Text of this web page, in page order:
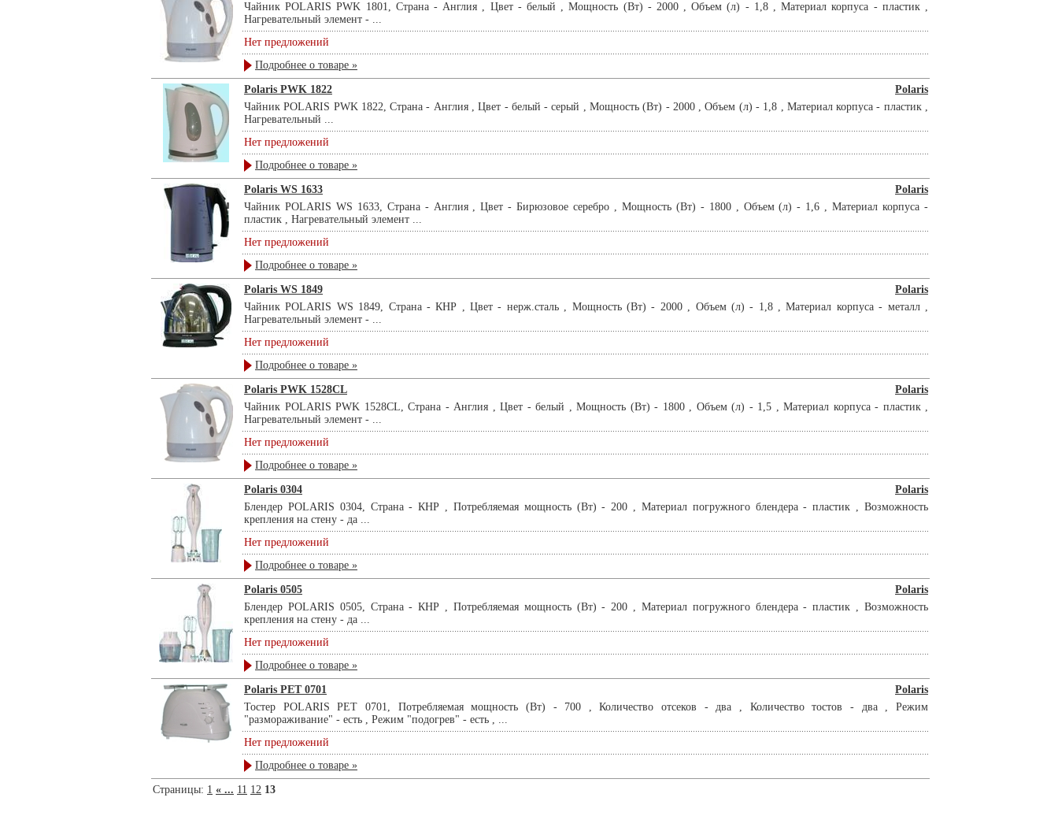
Чайник POLARIS PWK 1801, Страна - Англия , Цвет - белый , Мощность (Вт) - 2000 , Объем (л) - 1,8 , Материал корпуса - пластик ,
Нагревательный элемент - ...
Нет предложений
Подробнее о товаре »
Polaris PWK 1822
Polaris
Чайник POLARIS PWK 1822, Страна - Англия , Цвет - белый - серый , Мощность (Вт) - 2000 , Объем (л) - 1,8 , Материал корпуса - пластик ,
Нагревательный ...
Нет предложений
Подробнее о товаре »
Polaris WS 1633
Polaris
Чайник POLARIS WS 1633, Страна - Англия , Цвет - Бирюзовое серебро , Мощность (Вт) - 1800 , Объем (л) - 1,6 , Материал корпуса -
пластик , Нагревательный элемент ...
Нет предложений
Подробнее о товаре »
Polaris WS 1849
Polaris
Чайник POLARIS WS 1849, Страна - КНР , Цвет - нерж.сталь , Мощность (Вт) - 2000 , Объем (л) - 1,8 , Материал корпуса - металл ,
Нагревательный элемент - ...
Нет предложений
Подробнее о товаре »
Polaris PWK 1528СL
Polaris
Чайник POLARIS PWK 1528СL, Страна - Англия , Цвет - белый , Мощность (Вт) - 1800 , Объем (л) - 1,5 , Материал корпуса - пластик ,
Нагревательный элемент - ...
Нет предложений
Подробнее о товаре »
Polaris 0304
Polaris
Блендер POLARIS 0304, Страна - КНР , Потребляемая мощность (Вт) - 200 , Материал погружного блендера - пластик , Возможность
крепления на стену - да ...
Нет предложений
Подробнее о товаре »
Polaris 0505
Polaris
Блендер POLARIS 0505, Страна - КНР , Потребляемая мощность (Вт) - 200 , Материал погружного блендера - пластик , Возможность
крепления на стену - да ...
Нет предложений
Подробнее о товаре »
Polaris PET 0701
Polaris
Тостер POLARIS PET 0701, Потребляемая мощность (Вт) - 700 , Количество отсеков - два , Количество тостов - два , Режим
"размораживание" - есть , Режим "подогрев" - есть , ...
Нет предложений
Подробнее о товаре »
Страницы: 1 « ... 11 12 13